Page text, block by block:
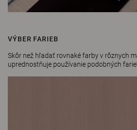
VÝBER FARIEB
Skôr než hľadať rovnaké farby v rôznych
uprednostňuje používanie podobných